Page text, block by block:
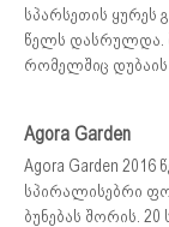
სპარსეთის ყურეს
წელს დასრულდა.
რომელშიც დუბაის
Agora Garden
Agora Garden 2016
სპირალისებრი
ბუნებას შორის.